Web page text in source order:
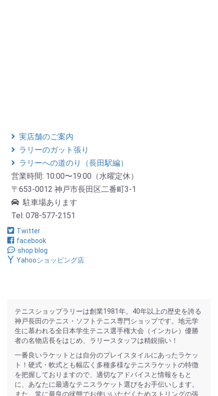
実店舗のご案内
ラリーのガット張り
ラリーへの道のり（長田駅編）
営業時間: 10:00〜19:00（水曜定休）
〒653-0012 神戸市長田区二番町3-1
駐車場あります
Tel: 078-577-2151
Twitter
facebook
shop blog
Yahooショッピング店
テニスショップラリーは創業1981年。40年以上の歴史を誇る
神戸長田のテニス・ソフトテニス専門ショップです。地元学
生に慕われる全日本学生テニス選手権大会（インカレ）優勝
者の名物店長をはじめ、ラリースタッフは精鋭揃い！
一番良いラケットとは自分のプレイスタイルにあったラケッ
ト！硬式・軟式とも幅広く多種多様なテニスラケットの特徴
を把握しておりますので、適切なアドバイスと情報をもと
に、あなたに最適なテニスラケット選びをお手伝いします。
また、常に最良の状態でお使いいただくためストリングの張